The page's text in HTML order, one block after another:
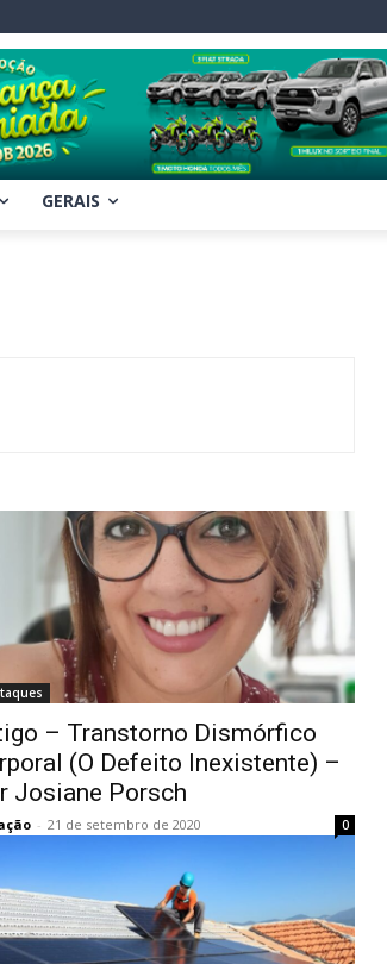
GERAIS
– Transtorno Dismórfico
(O Defeito Inexistente) –
Josiane Porsch
- 21 de setembro de 2020 0